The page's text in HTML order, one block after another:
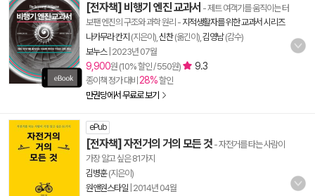
[전자책] 비행기 엔진 교과서 - 제트 여객기를 움직이는 터
보팬 엔진의 구조와 과학 원리 - 지적생활자를 위한 교과서 시리즈
나카무라 칸지 (지은이), 신찬(옮긴이), 김영남(감수)
보누스| 2023년 07월
9,900원 (10% 할인 / 550원) 9.3
종이책 정가 대비 28%할인
만권당에서 무료로 보기
ePub
[전자책] 자전거의 거의 모든 것 - 자전거를 타는 사람이
가장 알고 싶은 81가지
김병훈(지은이)
원앤원스타일 2014년 04월